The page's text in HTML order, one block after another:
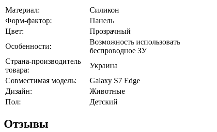
Материал:
Силикон
Форм-фактор:
Панель
Цвет:
Прозрачный
Особенности:
Возможность использовать
беспроводное ЗУ
Страна-производитель
товара:
Украина
Совместимая модель:
Galaxy S7 Edge
Дизайн:
Животные
Пол:
Детский
Отзывы